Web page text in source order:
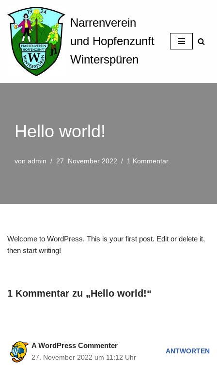
Zum
Inhalt
springen
Narrenverein
und Hopfenzunft
Winterspüren
Hello world!
von admin 27. November 2022 1 Kommentar
Welcome to WordPress. This is your first post. Edit or delete it,
then start writing!
1 Kommentar zu „Hello world!“
A WordPress Commenter
27. November 2022 um 11:12 Uhr
ANTWORTEN